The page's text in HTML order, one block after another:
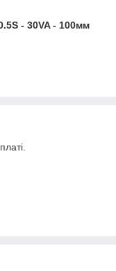
- 30VA - 100мм